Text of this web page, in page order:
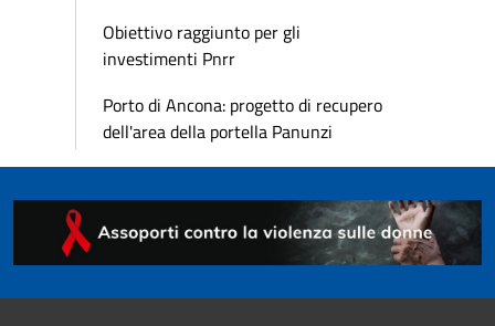
Obiettivo raggiunto per gli
investimenti Pnrr
Porto di Ancona: progetto di recupero
dell'area della portella Panunzi